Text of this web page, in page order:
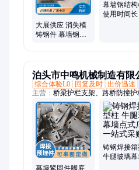
大展供应 消失模
铸钢件 幕墙钢结
幕墙钢结
使用时间长
泊头市中鸣机械制造有限
综合体验L0
回复及时 出价迅速
主营： 桥梁护栏支架、路桥防撞
连接件、不锈钢搭扣、防撞牛角
路桩、车棚钢梁、防护栏、钢梁
预埋板、地脚螺栓、牛角支架、
梁、立柱、焊接立柱
幕墙紧固件脚底
铸钢焊接
牛腿玻璃幕